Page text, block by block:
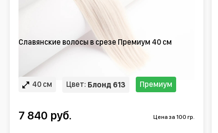
Славянские волосы в срезе Премиум 40 см
40 см Цвет: Блонд 613 Премиум
7 840 руб. Цена за 100 гр.